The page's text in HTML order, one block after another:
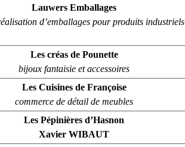
Lauwers Emballages
d’emballages pour produits industriels
Les créas de Pounette
bijoux fantaisie et accessoires
Les Cuisines de Françoise
commerce de détail de meubles
Les Pépinières d’Hasnon
Xavier WIBAUT